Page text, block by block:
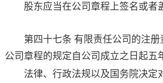
股东应当在公司章程上签名或者
第四十七条 有限责任公司的注
公司章程的规定自公司成立之日起五
法律、行政法规以及国务院决定